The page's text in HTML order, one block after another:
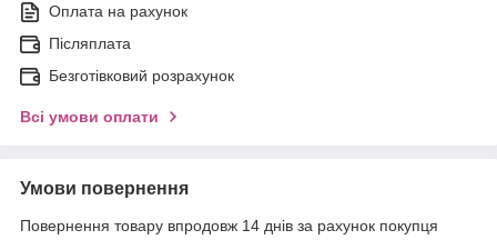
Оплата на рахунок
Післяплата
Безготівковий розрахунок
Всі умови оплати
Умови повернення
Повернення товару впродовж 14 днів за рахунок покупця